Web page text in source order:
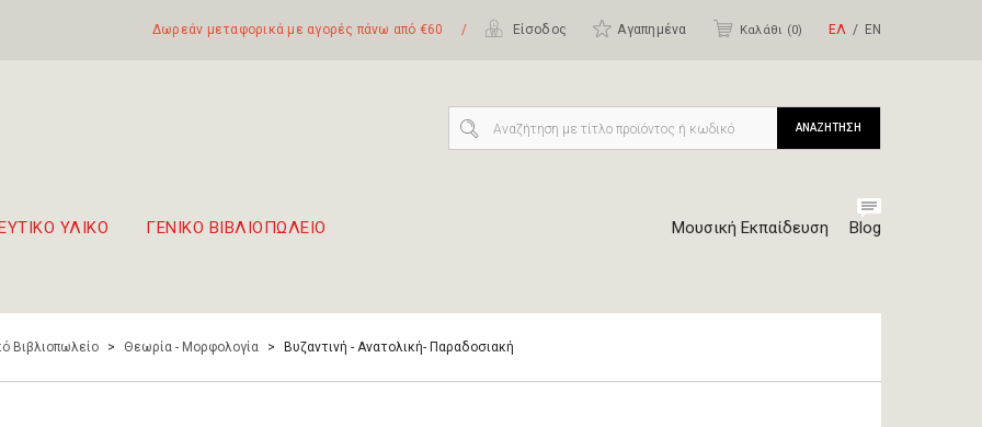
Δωρεάν μεταφορικά με αγορές πάνω από €60 / Είσοδος Αγαπημένα Καλάθι (0) ΕΛ ΕΝ
ΥΛΙΚΟ ΓΕΝΙΚΟ ΒΙΒΛΙΟΠΩΛΕΙΟ Μουσική Εκπαίδευση Blog
ΑΝΑΖΗΤΗΣΗ
Βιβλιοπωλείο > Θεωρία - Μορφολογία > Bυζαντινή - Ανατολική- Παραδοσιακή